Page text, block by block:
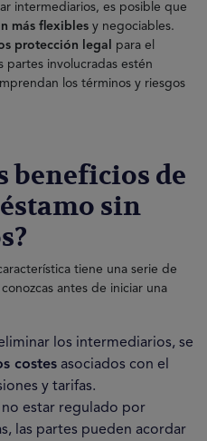
intermediarios, es posible que
más flexibles y negociables.
protección legal
para el
partes involucradas estén
los términos y riesgos
beneficios de
sin
tiene una serie de
antes de iniciar una
los intermediarios, se
costes asociados con el
y tarifas.
estar regulado por
las partes pueden acordar